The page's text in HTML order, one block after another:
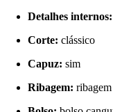
Detalhes internos:
Corte: clássico
Capuz: sim
Ribagem: